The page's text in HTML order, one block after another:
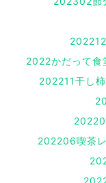
2022かだって食
202211干し柿
202206喫茶レ